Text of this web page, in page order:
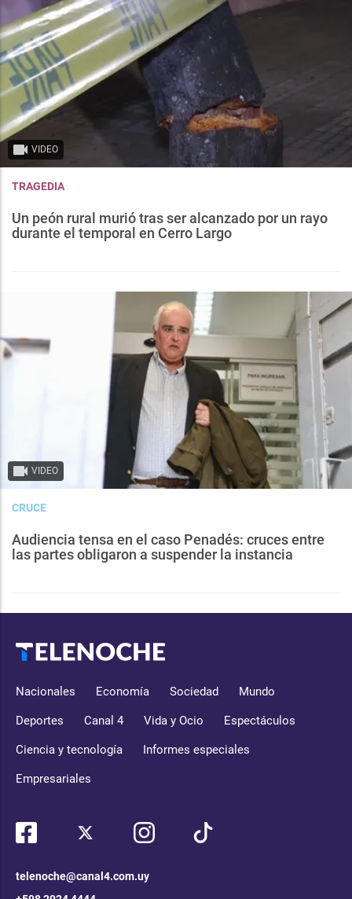
VIDEO
TRAGEDIA
Un peón rural murió tras ser alcanzado por un rayo
durante el temporal en Cerro Largo
VIDEO
CRUCE
Audiencia tensa en el caso Penadés: cruces entre
las partes obligaron a suspender la instancia
Nacionales Economía Sociedad Mundo
Deportes Canal 4 Vida y Ocio Espectáculos
Ciencia y tecnología Informes especiales
Empresariales
telenoche@canal4.com.uy